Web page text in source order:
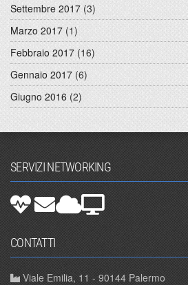
Settembre 2017 (3)
Marzo 2017 (1)
Febbraio 2017 (16)
Gennaio 2017 (6)
Giugno 2016 (2)
SERVIZI NETWORKING
CONTATTI
Viale Emilia, 11 - 90144 Palermo